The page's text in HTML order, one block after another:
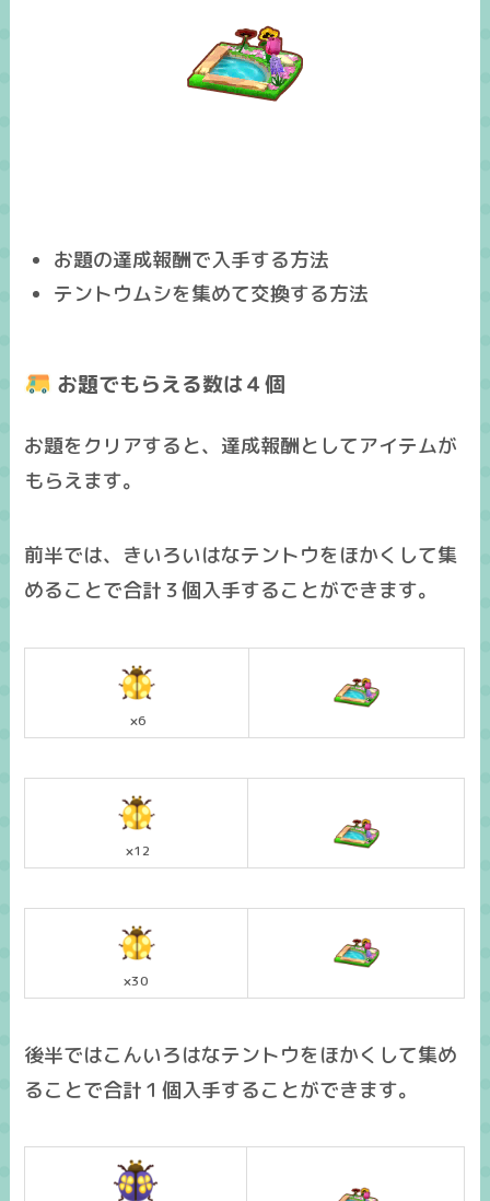
お題の達成報酬で入手する方法
テントウムシを集めて交換する方法
お題でもらえる数は４個
お題をクリアすると、達成報酬としてアイテムが
もらえます。
前半では、きいろいはなテントウをほかくして集
めることで合計３個入手することができます。
×6
×12
×30
後半ではこんいろはなテントウをほかくして集め
ることで合計１個入手することができます。